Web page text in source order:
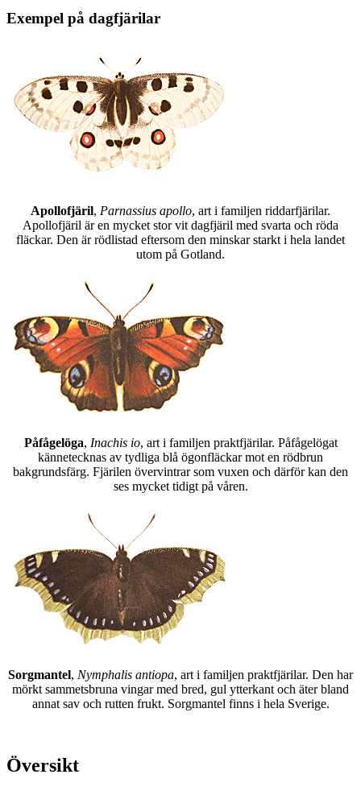
Exempel på dagfjärilar
Apollofjäril, Parnassius apollo, art i familjen riddarfjärilar.
Apollofjäril är en mycket stor vit dagfjäril med svarta och röda
fläckar. Den är rödlistad eftersom den minskar starkt i hela landet
utom på Gotland.
Påfågelöga, Inachis io, art i familjen praktfjärilar. Påfågelögat
kännetecknas av tydliga blå ögonfläckar mot en rödbrun
bakgrundsfärg. Fjärilen övervintrar som vuxen och därför kan den
ses mycket tidigt på våren.
Sorgmantel, Nymphalis antiopa, art i familjen praktfjärilar. Den har
mörkt sammetsbruna vingar med bred, gul ytterkant och äter bland
annat sav och rutten frukt. Sorgmantel finns i hela Sverige.
Översikt